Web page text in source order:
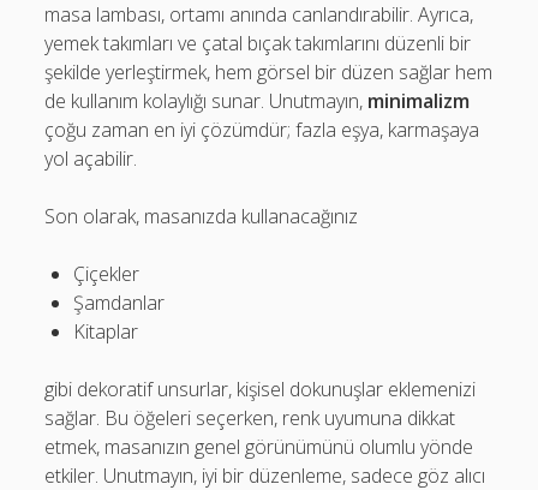
masa lambası, ortamı anında canlandırabilir. Ayrıca,
yemek takımları ve çatal bıçak takımlarını düzenli bir
şekilde yerleştirmek, hem görsel bir düzen sağlar hem
de kullanım kolaylığı sunar. Unutmayın, minimalizm
çoğu zaman en iyi çözümdür; fazla eşya, karmaşaya
yol açabilir.
Son olarak, masanızda kullanacağınız
Çiçekler
Şamdanlar
Kitaplar
gibi dekoratif unsurlar, kişisel dokunuşlar eklemenizi
sağlar. Bu öğeleri seçerken, renk uyumuna dikkat
etmek, masanızın genel görünümünü olumlu yönde
etkiler. Unutmayın, iyi bir düzenleme, sadece göz alıcı